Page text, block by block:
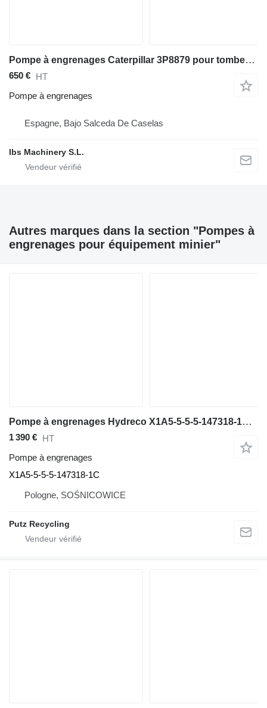
Pompe à engrenages Caterpillar 3P8879 pour tombereau rigide Caterpillar 769C
650 € HT
Pompe à engrenages
Espagne, Bajo Salceda De Caselas
Ibs Machinery S.L.
Autres marques dans la section "Pompes à
engrenages pour équipement minier"
Pompe à engrenages Hydreco X1A5-5-5-5-147318-1C pour crible vibrant Powerscreen Chieftain 2100x
1 390 € HT
Pompe à engrenages
X1A5-5-5-5-147318-1C
Pologne, SOŚNICOWICE
Putz Recycling